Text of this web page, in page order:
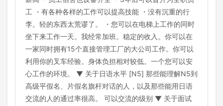
工 ・有各种各样的工作可以提高技能 ・没有沉重的行
李。轻的东西太荒谬了。 ・您可以在电梯上工作的同时
坐下来工作一天。我经常加班。稳定的收入。你可以在
一家同时拥有15个直接管理工厂的大公司工作。你可以
利用你的叉车经验。身体负担相对较低。一个您可以安
心工作的环境。 ▼ 关于日语水平 [N5] 那些能理解N5到
高级平假名、片假名旗杆对话的人，以及那些能用日语
交流的人的通过率很高。 可以交流的级别 ▼ 关于面试